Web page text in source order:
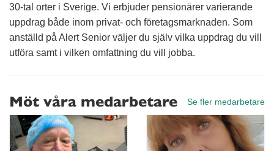
30-tal orter i Sverige. Vi erbjuder pensionärer varierande
uppdrag både inom privat- och företagsmarknaden. Som
anställd på Alert Senior väljer du själv vilka uppdrag du vill
utföra samt i vilken omfattning du vill jobba.
Möt våra medarbetare Se fler medarbetare